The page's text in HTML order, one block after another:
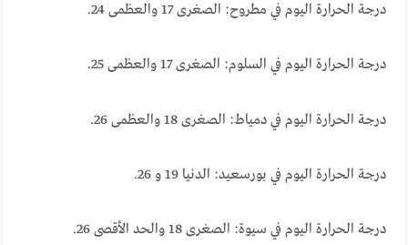
درجة الحرارة اليوم في مطروح: الصغرى 17 والعظمى 24.
درجة الحرارة اليوم في السلوم: الصغرى 17 والعظمى 25.
درجة الحرارة اليوم في دمياط: الصغرى 18 والعظمى 26.
درجة الحرارة اليوم في بورسعيد: الدنيا 19 و 26.
درجة الحرارة اليوم في سيوة: الصغرى 18 والحد الأقصى 26.